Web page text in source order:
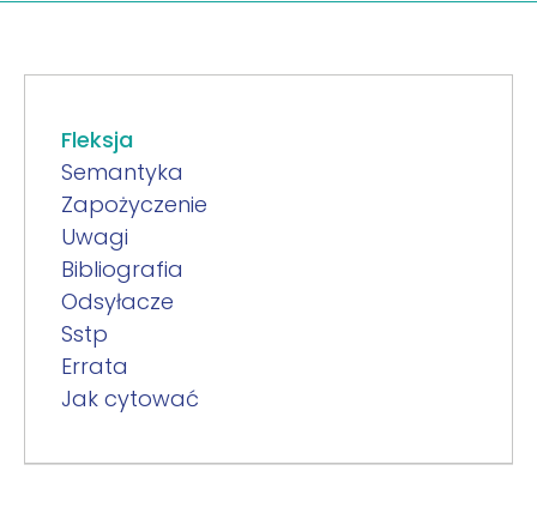
Fleksja
Semantyka
Zapożyczenie
Uwagi
Bibliografia
Odsyłacze
Sstp
Errata
Jak cytować